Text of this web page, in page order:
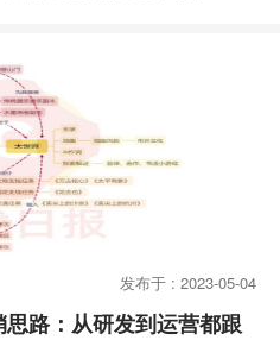
发布于 : 2023-05-04
路：从研发到运营都跟